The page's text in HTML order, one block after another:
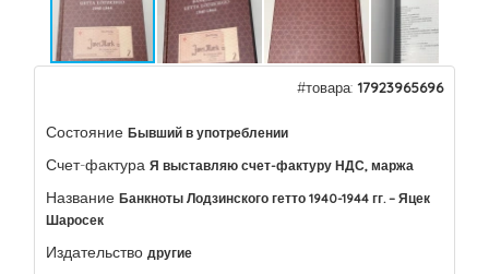
#товара: 17923965696
Состояние Бывший в употреблении
Счет-фактура Я выставляю счет-фактуру НДС, маржа
Название Банкноты Лодзинского гетто 1940-1944 гг. – Яцек
Шаросек
Издательство другие